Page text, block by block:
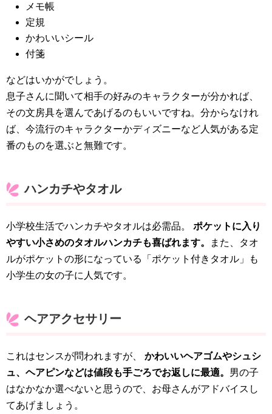
メモ帳
定規
かわいいシール
付箋
などはいかがでしょう。
息子さんに聞いて相手の好みのキャラクターが分かれば、
その文房具を選んであげるのもいいですね。分からなけれ
ば、今流行のキャラクターかディズニーなど人気がある定
番のものを選ぶと無難です。
ハンカチやタオル
小学校生活でハンカチやタオルは必需品。 ポケットに入り
やすい小さめのタオルハンカチも喜ばれます。
また、タオ
ルがポケットの形になっている「ポケット付きタオル」も
小学生の女の子に人気です。
ヘアアクセサリー
これはセンスが問われますが、 かわいいヘアゴムやシュシ
ュ、ヘアピンなどは値段も手ごろでお返しに最適。 男の子
はなかなか選べないと思うので、お母さんがアドバイスし
てあげましょう。